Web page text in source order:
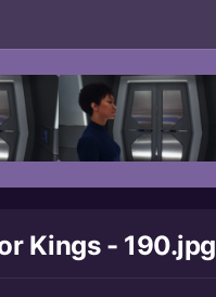
Kings - 190.jpg